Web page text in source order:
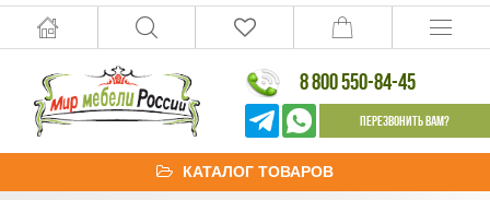
8 800 550-84-45
Перезвонить Вам?
КАТАЛОГ ТОВАРОВ